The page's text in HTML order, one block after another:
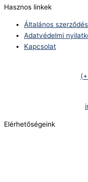
Hasznos linkek
Általános
Adatvédelmi
Kapcsolat
Elérhetőségeink